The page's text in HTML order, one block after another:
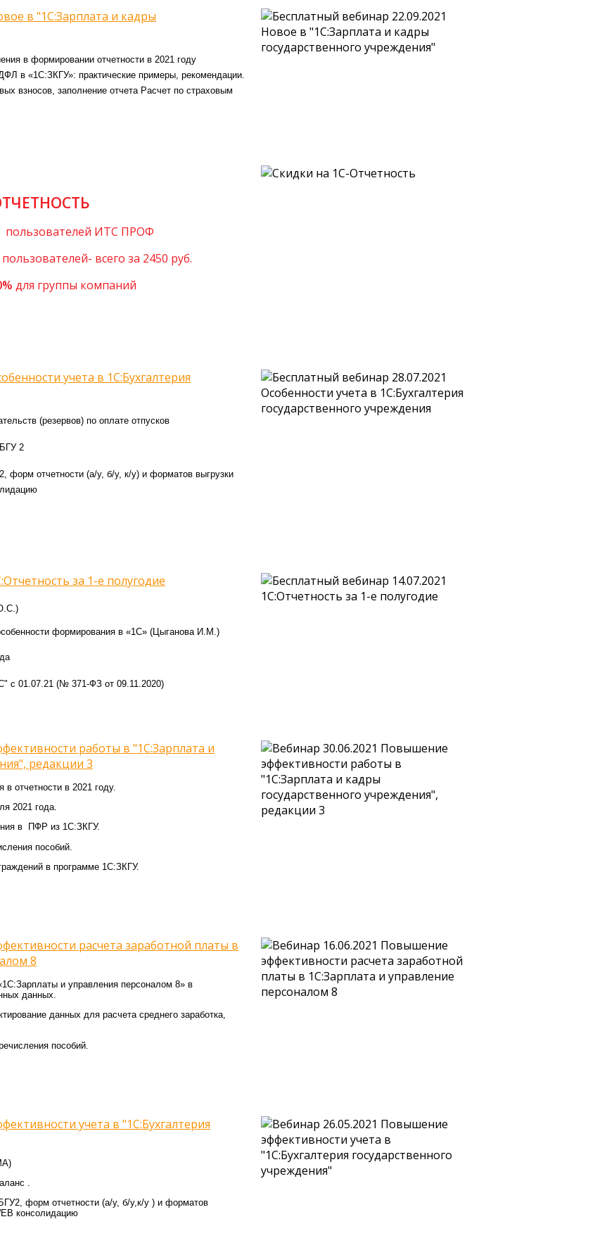
в "1С:Зарплата и кадры
в формировании отчетности в 2021 году
в «1С:ЗКГУ»: практические примеры, рекомендации.
взносов, заполнение отчета Расчет по страховым
пользователей ИТС ПРОФ
всего за 2450 руб.
для группы компаний
учета в 1С:Бухгалтерия
(резервов) по оплате отпусков
2
форм отчетности (а/у, б/у, к/у) и форматов выгрузки
за 1-е полугодие
формирования в «1С» (Цыганова И.М.)
с 01.07.21 (№ 371-ФЗ от 09.11.2020)
работы в "1С:Зарплата и
редакции 3
отчетности в 2021 году.
2021 года.
в ПФР из 1С:ЗКГУ.
пособий.
в программе 1С:ЗКГУ.
расчета заработной платы в
8
и управления персоналом 8» в
данных.
данных для расчета среднего заработка,
пособий.
учета в "1С:Бухгалтерия
.
форм отчетности (а/у, б/у,к/у ) и форматов
консолидацию